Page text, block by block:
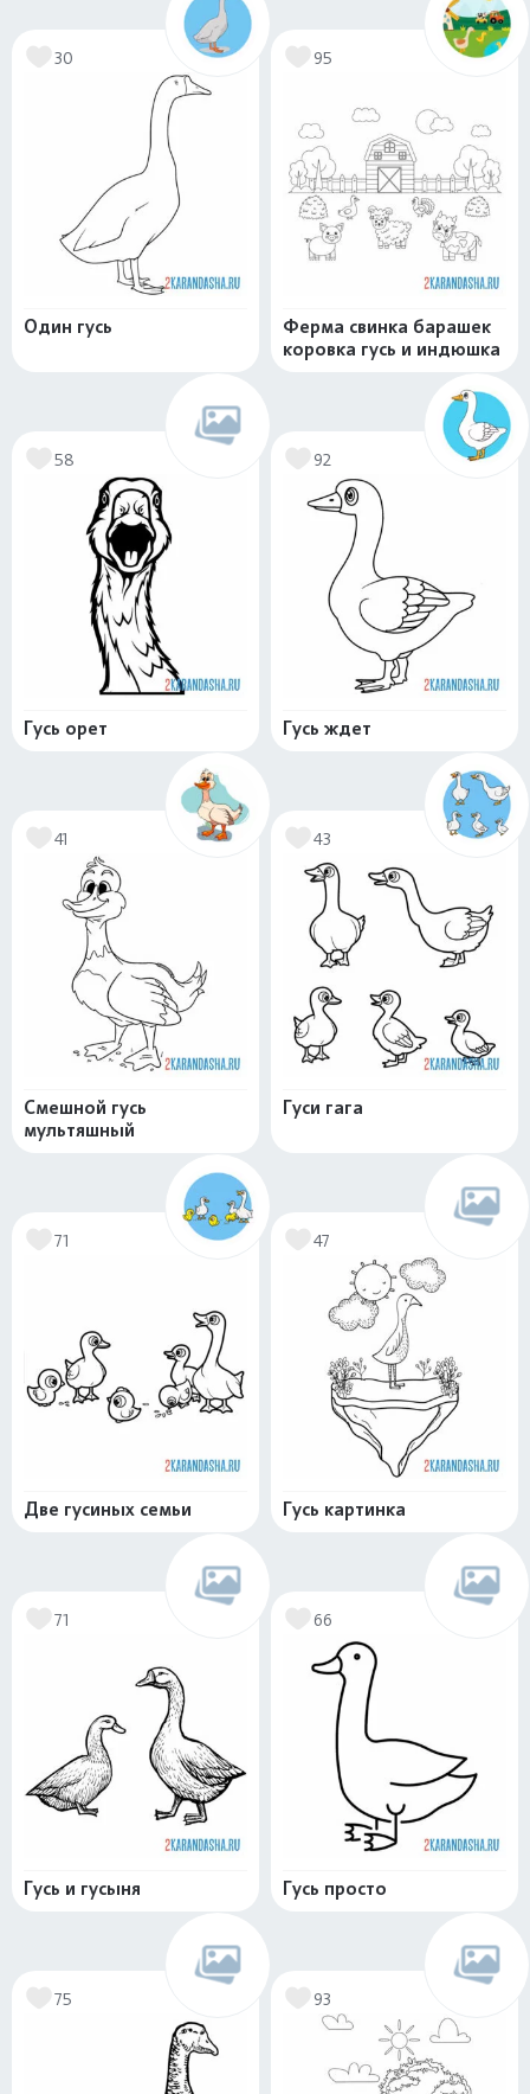
30
Один гусь
95
Ферма свинка барашек
коровка гусь и индюшка
58
Гусь орет
92
Гусь ждет
41
Смешной гусь
мультяшный
43
Гуси гага
71
Две гусиных семьи
47
Гусь картинка
71
Гусь и гусыня
66
Гусь просто
75 93